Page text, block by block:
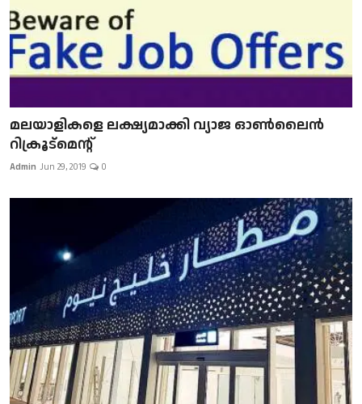
മലയാളികളെ ലക്ഷ്യമാക്കി വ്യാജ ഓൺലൈൻ
റിക്രൂട്മെന്റ്
Admin Jun 29, 2019 0